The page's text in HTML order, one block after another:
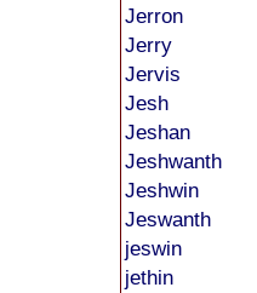
Jerron
Jerry
Jervis
Jesh
Jeshan
Jeshwanth
Jeshwin
Jeswanth
jeswin
jethin